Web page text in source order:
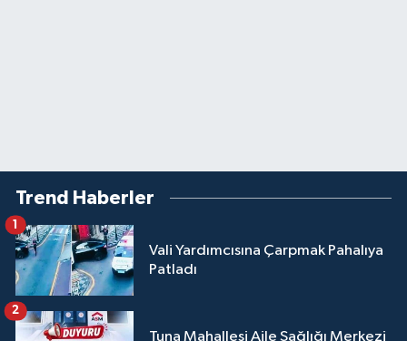
Trend Haberler
Vali Yardımcısına Çarpmak Pahalıya
Patladı
1
Tuna Mahallesi Aile Sağlığı Merkezi
2